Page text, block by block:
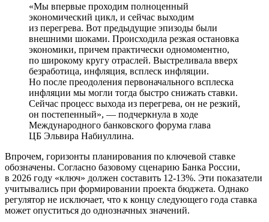
«Мы впервые проходим полноценный
экономический цикл, и сейчас выходим
из перегрева. Вот предыдущие эпизоды были
внешними шоками. Происходила резкая остановка
экономики, причем практически одномоментно,
по широкому кругу отраслей. Выстреливала вверх
безработица, инфляция, всплеск инфляции.
Но после преодоления первоначального всплеска
инфляции мы могли тогда быстро снижать ставки.
Сейчас процесс выхода из перегрева, он не резкий,
он постепенный», — подчеркнула в ходе
Международного банковского форума глава
ЦБ Эльвира Набиуллина.
Впрочем, горизонты планирования по ключевой ставке
обозначены. Согласно базовому сценарию Банка России,
в 2026 году «ключ» должен составить 12-13%. Эти показатели
учитывались при формировании проекта бюджета. Однако
регулятор не исключает, что к концу следующего года ставка
может опуститься до однозначных значений.